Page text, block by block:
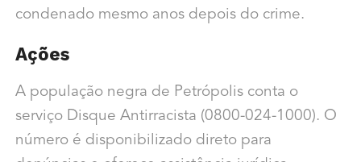
condenado mesmo anos depois do crime.
Ações
A população negra de Petrópolis conta o
serviço Disque Antirracista (0800-024-1000). O
número é disponibilizado direto para